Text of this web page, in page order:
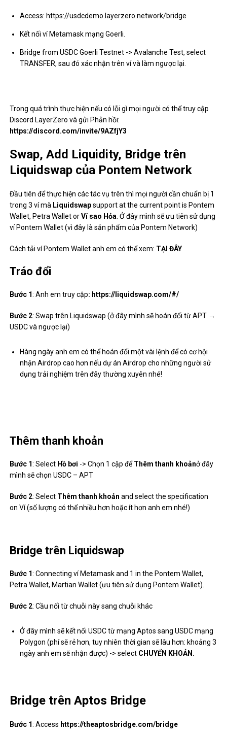
Access: https://usdcdemo.layerzero.network/bridge
Kết nối ví Metamask mạng Goerli.
Bridge from USDC Goerli Testnet -> Avalanche Test, select
TRANSFER, sau đó xác nhận trên ví và làm ngược lại.
Trong quá trình thực hiện nếu có lỗi gì mọi người có thể truy cập
Discord LayerZero và gửi Phản hồi:
https://discord.com/invite/9AZfjY3
Swap, Add Liquidity, Bridge trên
Liquidswap của Pontem Network
Đầu tiên để thực hiện các tác vụ trên thì mọi người cần chuẩn bị 1
trong 3 ví mà Liquidswapsupport at the current point is Pontem
Wallet, Petra Wallet orVí sao Hỏa . Ở đây mình sẽ ưu tiên sử dụng
ví Pontem Wallet (vì đây là sản phẩm của Pontem Network)
Cách tải ví Pontem Wallet anh em có thể xem: TẠI ĐÂY
Tráo đổi
Bước 1: Anh em truy cập: https://liquidswap.com/#/
Bước 2: Swap trên Liquidswap (ở đây mình sẽ hoán đổi từ APT →
USDC và ngược lại)
Hàng ngày anh em có thể hoán đổi một vài lệnh để có cơ hội
nhận Airdrop cao hơn nếu dự án Airdrop cho những người sử
dụng trải nghiệm trên đây thường xuyên nhé!
Thêm thanh khoản
Bước 1: Select Hồ bơi -> Chọn 1 cặp đểThêm thanh khoảnở đây
mình sẽ chọn USDC – APT
Bước 2: Select Thêm thanh khoản and select the specification
on Ví (số lượng có thể nhiều hơn hoặc ít hơn anh em nhé!)
Bridge trên Liquidswap
Bước 1: Connecting ví Metamask and 1 in the Pontem Wallet,
Petra Wallet, Martian Wallet (ưu tiên sử dụng Pontem Wallet).
Bước 2: Cầu nối từ chuỗi này sang chuỗi khác
Ở đây mình sẽ kết nối USDC từ mạng Aptos sang USDC mạng
Polygon (phí sẽ rẻ hơn, tuy nhiên thời gian sẽ lâu hơn: khoảng 3
ngày anh em sẽ nhận được) -> select CHUYỂN KHOẢN.
Bridge trên Aptos Bridge
Bước 1: Access https://theaptosbridge.com/bridge